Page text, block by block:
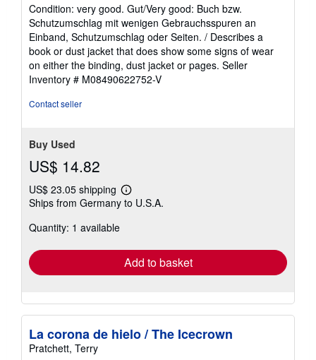
5
out
of
5
stars
Condition: very good. Gut/Very good: Buch bzw.
Schutzumschlag mit wenigen Gebrauchsspuren an
Einband, Schutzumschlag oder Seiten. / Describes a
book or dust jacket that does show some signs of wear
on either the binding, dust jacket or pages. Seller
Inventory # M08490622752-V
Contact seller
Buy Used
US$ 14.82
US$ 23.05 shipping
Learn
more
Ships from Germany to U.S.A.
Quantity: 1 available
Add to basket
La corona de hielo / The Icecrown
Pratchett, Terry